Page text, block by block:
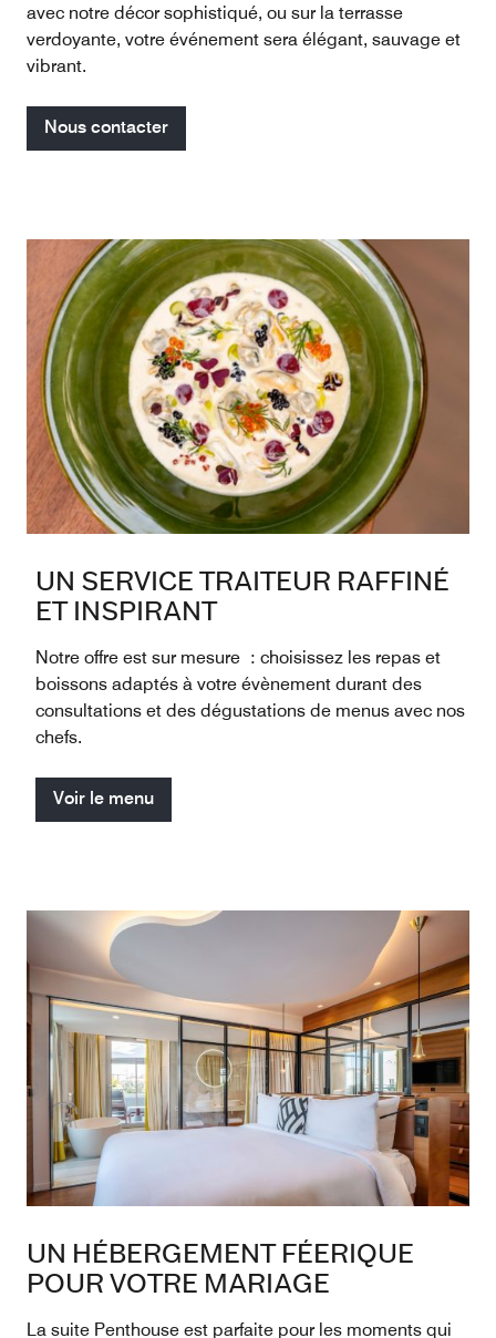
avec notre décor sophistiqué, ou sur la terrasse
verdoyante, votre événement sera élégant, sauvage et
vibrant.
Nous contacter
UN SERVICE TRAITEUR RAFFINÉ
ET INSPIRANT
Notre offre est sur mesure : choisissez les repas et
boissons adaptés à votre évènement durant des
consultations et des dégustations de menus avec nos
chefs.
Voir le menu
UN HÉBERGEMENT FÉERIQUE
POUR VOTRE MARIAGE
La suite Penthouse est parfaite pour les moments qui